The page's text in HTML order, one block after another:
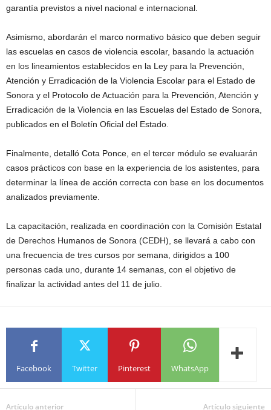
garantía previstos a nivel nacional e internacional.
Asimismo, abordarán el marco normativo básico que deben seguir
las escuelas en casos de violencia escolar, basando la actuación
en los lineamientos establecidos en la Ley para la Prevención,
Atención y Erradicación de la Violencia Escolar para el Estado de
Sonora y el Protocolo de Actuación para la Prevención, Atención y
Erradicación de la Violencia en las Escuelas del Estado de Sonora,
publicados en el Boletín Oficial del Estado.
Finalmente, detalló Cota Ponce, en el tercer módulo se evaluarán
casos prácticos con base en la experiencia de los asistentes, para
determinar la línea de acción correcta con base en los documentos
analizados previamente.
La capacitación, realizada en coordinación con la Comisión Estatal
de Derechos Humanos de Sonora (CEDH), se llevará a cabo con
una frecuencia de tres cursos por semana, dirigidos a 100
personas cada uno, durante 14 semanas, con el objetivo de
finalizar la actividad antes del 11 de julio.
Facebook Twitter Pinterest WhatsApp
Artículo anterior Artículo siguiente